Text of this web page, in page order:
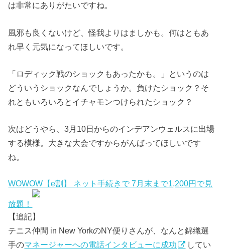
は非常にありがたいですね。
風邪も良くないけど、怪我よりはましかも。何はともあ
れ早く元気になってほしいです。
「ロディック戦のショックもあったかも。」というのは
どういうショックなんでしょうか。負けたショック？そ
れともいろいろとイチャモンつけられたショック？
次はどうやら、3月10日からのインデアンウェルスに出場
する模様。大きな大会ですからがんばってほしいです
ね。
WOWOW【e割】 ネット手続きで 7月末まで1,200円で見
放題！
【追記】
テニス仲間 in New YorkのNY便りさんが、なんと錦織選
手のマネージャーへの電話インタビューに成功
してい